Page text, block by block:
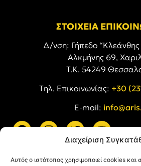
Διαχείριση
Αυτός ο ιστότοπος χρησιμοποιεί cookies και
ΣΤΟΙΧΕΙΑ
Δ/νση: Γήπεδο “Κλεάνθης
Αλκμήνης 69,
Τ.Κ. 54249
Tηλ. Επικοινωνίας: +30
E-mail: